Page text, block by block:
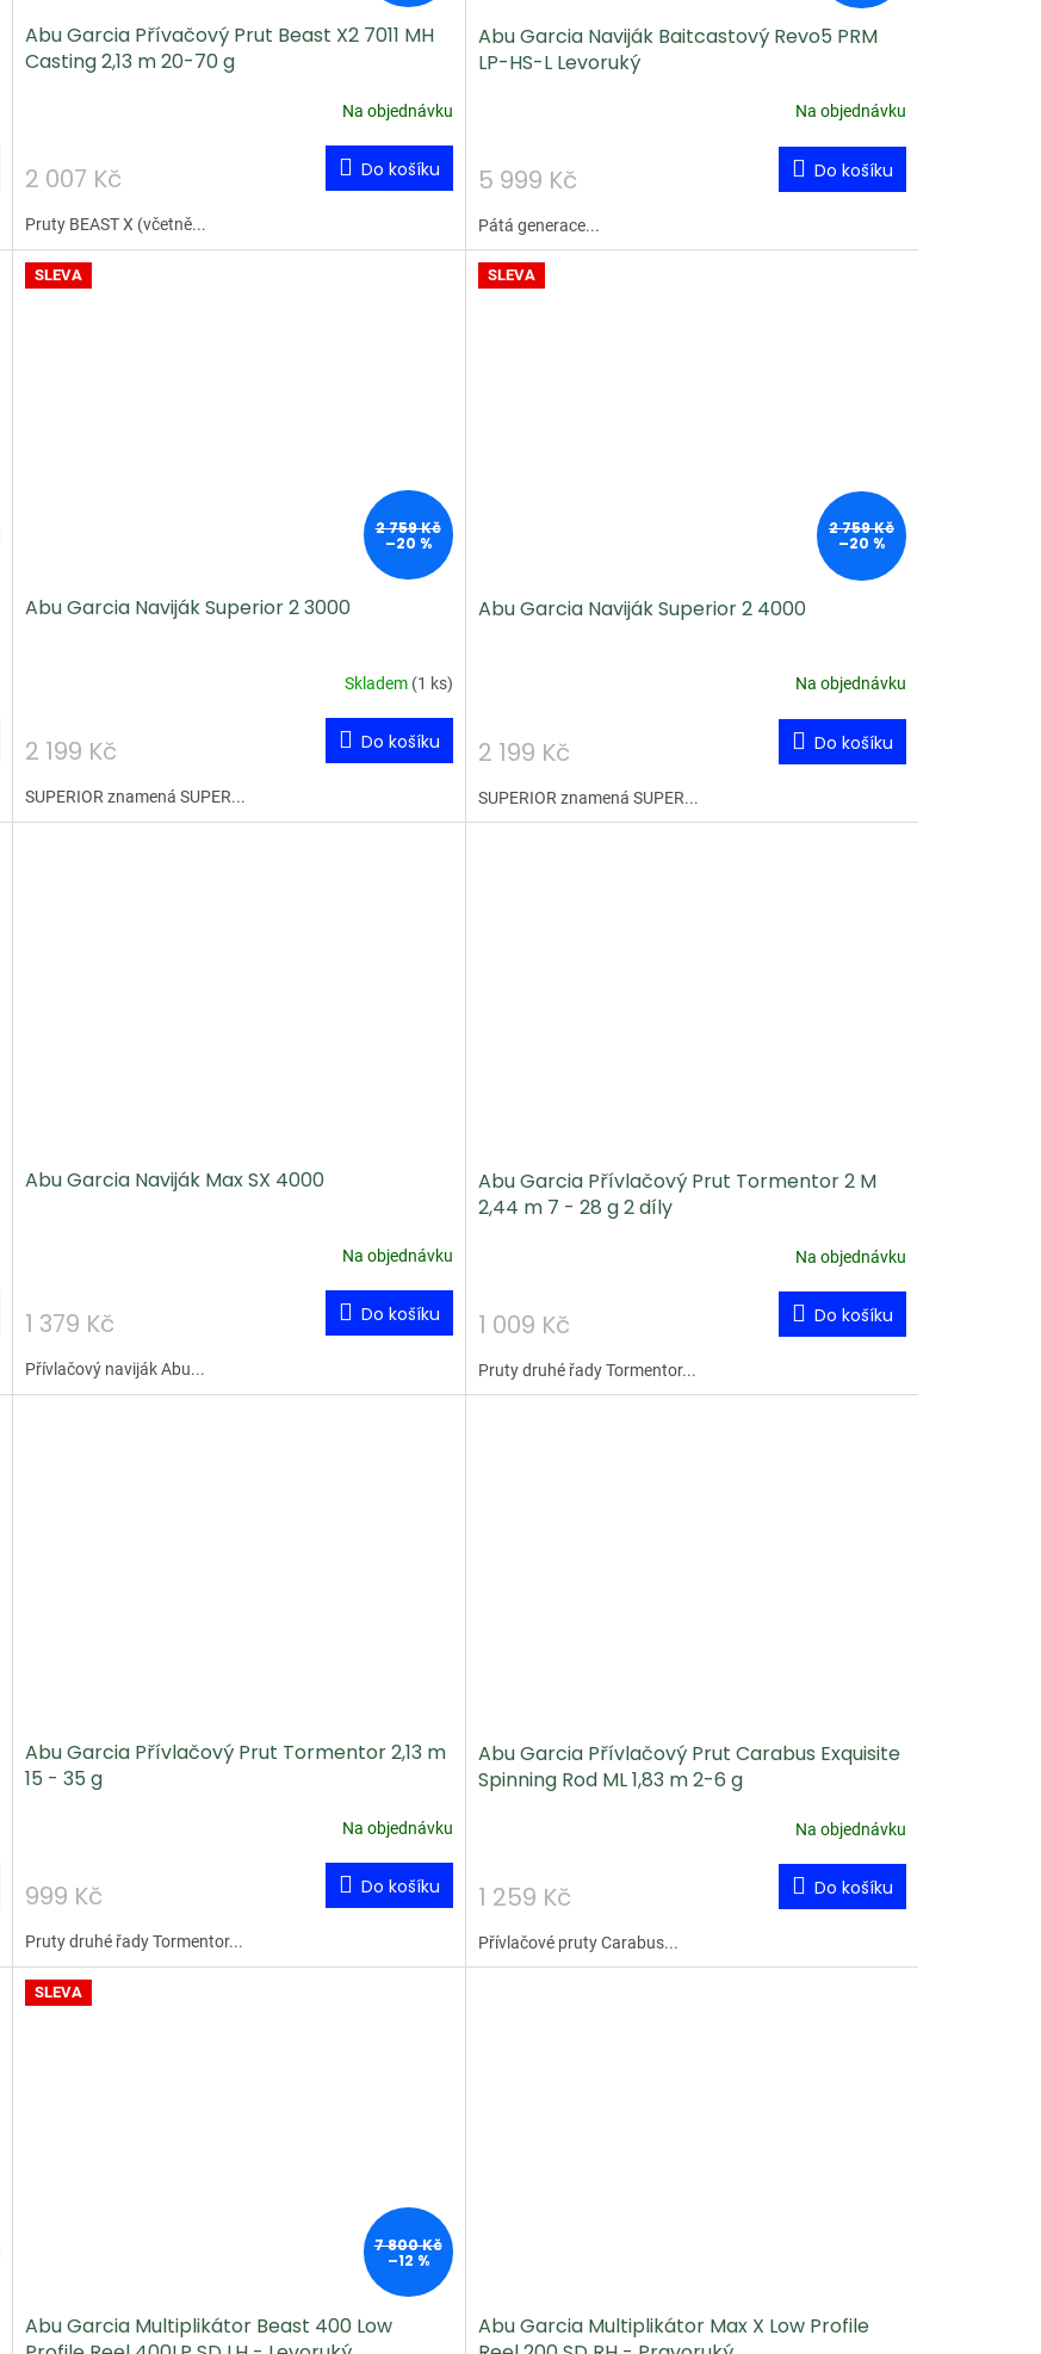
Abu Garcia Přívačový Prut Beast X2 7011 MH
Casting 2,13 m 20-70 g
Na objednávku
2 007 Kč Do košíku
Pruty BEAST X (včetně...
Abu Garcia Naviják Baitcastový Revo5 PRM
LP-HS-L Levoruký
Na objednávku
5 999 Kč Do košíku
Pátá generace...
SLEVA
2 759 Kč
–20 %
Abu Garcia Naviják Superior 2 3000
Skladem (1 ks)
2 199 Kč Do košíku
SUPERIOR znamená SUPER...
SLEVA
2 759 Kč
–20 %
Abu Garcia Naviják Superior 2 4000
Na objednávku
2 199 Kč Do košíku
SUPERIOR znamená SUPER...
Abu Garcia Naviják Max SX 4000
Na objednávku
1 379 Kč Do košíku
Přívlačový naviják Abu...
Abu Garcia Přívlačový Prut Tormentor 2 M
2,44 m 7 - 28 g 2 díly
Na objednávku
1 009 Kč Do košíku
Pruty druhé řady Tormentor...
Abu Garcia Přívlačový Prut Tormentor 2,13 m
15 - 35 g
Na objednávku
999 Kč Do košíku
Pruty druhé řady Tormentor...
Abu Garcia Přívlačový Prut Carabus Exquisite
Spinning Rod ML 1,83 m 2-6 g
Na objednávku
1 259 Kč Do košíku
Přívlačové pruty Carabus...
SLEVA
7 800 Kč
–12 %
Abu Garcia Multiplikátor Beast 400 Low
Abu Garcia Multiplikátor Max X Low Profile